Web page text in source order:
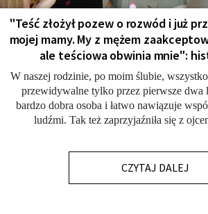
"Teść złożył pozew o rozwód i już
mojej mamy. My z mężem
ale teściowa obwinia mnie":
W naszej rodzinie, po moim ślubie,
przewidywalne tylko przez pierwsze dwa
bardzo dobra osoba i łatwo nawiązuje
ludźmi. Tak też zaprzyjaźniła się z
CZYTAJ DALEJ